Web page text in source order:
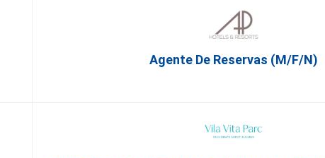
Agente De Reservas (M/F/N)